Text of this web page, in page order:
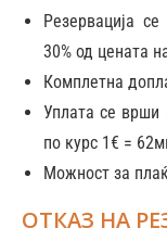
Резервација
30% од цената
Комплетна
Уплата се врши
по курс 1€ =
Можност за
ОТКАЗ НА